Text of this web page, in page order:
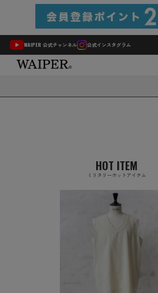
WAIPER 公式チャンネル 公式インスタグラム
HOT ITEM
ミリタリーホットアイテム